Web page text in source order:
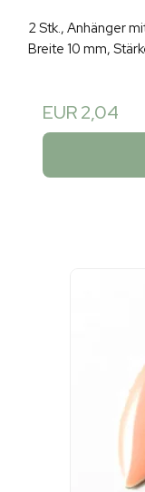
2 Stk., Anhänger
Breite 10 mm,
EUR 2,04